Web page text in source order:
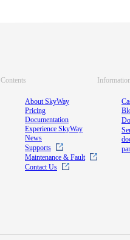
Contents
About SkyWay
Pricing
Documentation
Experience SkyWay
News
Supports
Maintenance & Fault
Contact Us
Information